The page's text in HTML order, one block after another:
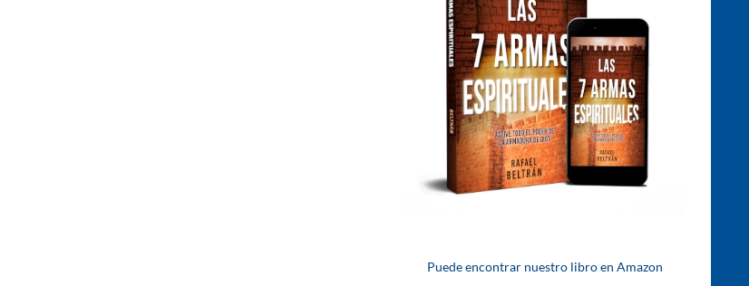
Puede encontrar nuestro libro en Amazon